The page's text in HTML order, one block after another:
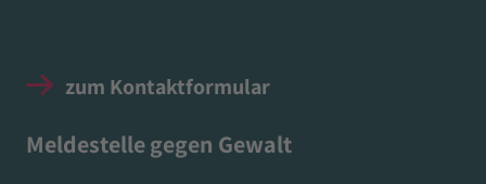
zum Kontaktformular
Meldestelle gegen Gewalt